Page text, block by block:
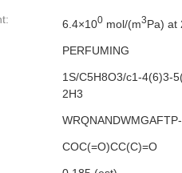
6.4×100 mol/(m3Pa) at
PERFUMING
1S/C5H8O3/c1-4(6)3-
2H3
COC(=O)CC(C)=O